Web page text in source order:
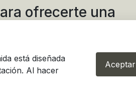
ofrecerte una
está diseñada
Al hacer
Aceptar